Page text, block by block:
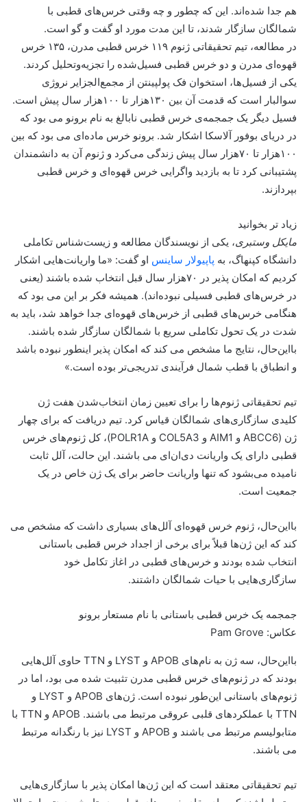
هم جدا شده‌اند. این که چطور و چه وقتی خرس‌های قطبی با
شمالگان سازگار شدند، تا این مدت مورد او گفت و گو است.
در مطالعه، تیم تحقیقاتی ژنوم ۱۱۹ خرس قطبی مدرن، ۱۳۵ خرس
قهوه‌ای مدرن و دو خرس قطبی فسیل‌شده را تجزیه‌و‌تحلیل کردند.
یکی از فسیل‌ها، استخوان فک پولپینتن از مجمع‌الجزایر نروژی
سوالبار است که قدمت آن بین ۱۳۰هزار تا ۱۰۰هزار سال پیش است.
فسیل دیگر یک جمجمه‌ی خرس قطبی نابالغ به نام برونو می بود که
در دریای بوفور آلاسکا اشکار شد. برونو خرس ماده‌ای می بود که بین
۱۰۰هزار تا ۷۰هزار سال پیش زندگی می‌کرد و ژنوم آن به دانشمندان
پشتیبانی کرد تا به بازدید واگرایی خرس قهوه‌ای و خرس قطبی
بپردازند.
زیاد تر بخوانید
مایکل وستبری، یکی از نویسندگان مطالعه و زیست‌شناس تکاملی
دانشگاه کپنهاگ، به پاپیولار ساینس او گفت: «ما واریانت‌هایی اشکار
کردیم که امکان پذیر در ۷۰هزار سال قبل انتخاب شده باشند (یعنی
در خرس‌های قطبی فسیلی نبوده‌اند). همیشه فکر بر این می بود که
هنگامی خرس‌های قطبی از خرس‌های قهوه‌ای جدا خواهد شد، باید به
شدت در یک تحول تکاملی سریع با شمالگان سازگار شده باشند.
با‌این‌حال، نتایج ما مشخص می کند که امکان پذیر اینطور نبوده باشد
و انطباق با قطب شمال فرآیندی تدریجی‌تر بوده است.»
تیم تحقیقاتی ژنوم‌ها را برای تعیین زمان انتخاب‌شدن هفت ژن
کلیدی سازگاری‌های شمالگان قیاس کرد. تیم دریافت که برای چهار
ژن (ABCC6 و AIM1 و COL5A3 و POLR1A)، کل ژنوم‌های خرس
قطبی دارای یک واریانت دی‌ان‌ای می باشند. این حالت، آلل ثابت
نامیده می‌بشود که تنها واریانت حاضر برای یک ژن خاص در یک
جمعیت است.
با‌این‌حال، ژنوم خرس قهوه‌ای آلل‌های بسیاری داشت که مشخص می
کند که این ژن‌ها قبلاً برای برخی از اجداد خرس قطبی باستانی
انتخاب شده بودند و خرس‌های قطبی در اغاز تکامل خود
سازگاری‌هایی با حیات شمالگان داشتند.
جمجمه یک خرس قطبی باستانی با نام مستعار برونو
عکاس: Pam Grove
با‌این‌حال، سه ژن به نام‌های APOB و LYST و TTN حاوی آلل‌هایی
بودند که در ژنوم‌های خرس قطبی مدرن تثبیت شده می بود، اما در
ژنوم‌های باستانی این‌طور نبوده است. ژن‌های APOB و LYST و
TTN با عملکردهای قلبی عروقی مرتبط می باشند. APOB و TTN با
متابولیسم مرتبط می باشند و APOB و LYST نیز با رنگدانه مرتبط
می باشند.
تیم تحقیقاتی معتقد است که این ژن‌ها امکان پذیر با سازگاری‌هایی